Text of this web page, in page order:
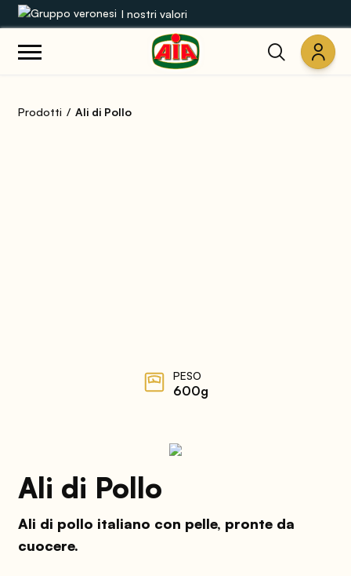
I nostri valori
Ricette
Prodotti Ali di Pollo
PESO
600g
Ali di Pollo
Ali di pollo italiano con pelle, pronte da
cuocere.